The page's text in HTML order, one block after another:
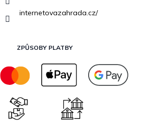
internetovazahrada.cz/
ZPŮSOBY PLATBY